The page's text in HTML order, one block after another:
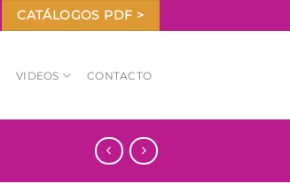
CATÁLOGOS PDF >
VIDEOS CONTACTO